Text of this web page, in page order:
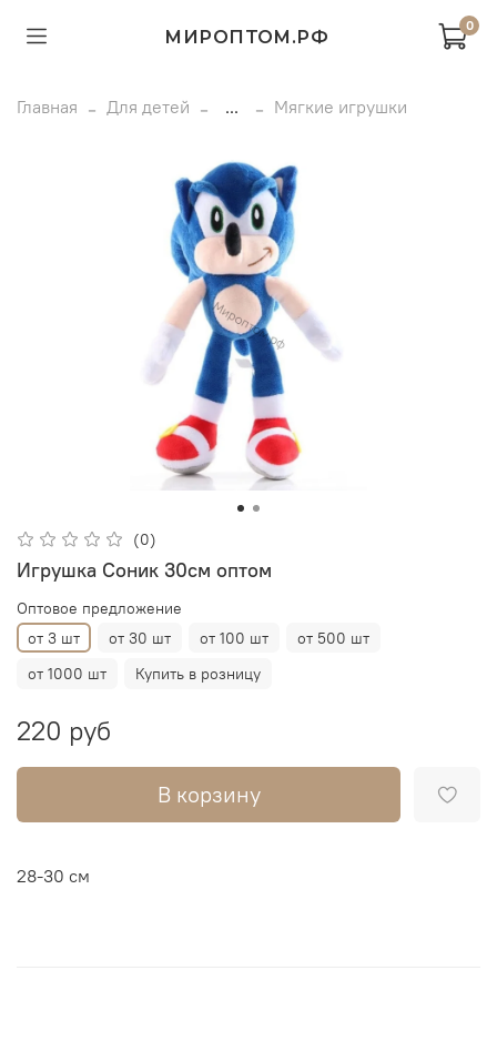
МИРОПТОМ.РФ
0
Главная Для детей ... Мягкие игрушки
(0)
Игрушка Соник 30см оптом
Оптовое предложение
от 3 шт
от 30 шт от 100 шт
от 500 шт
от 1000 шт
Купить в розницу
220 руб
В корзину
28-30 см